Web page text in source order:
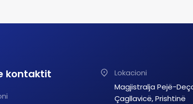
kontaktit
Lokacioni
Magjistralja Pejë-
Çagllavicë, Prishtinë